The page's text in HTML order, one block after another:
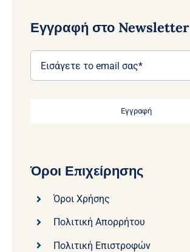
Εγγραφή στο Newsletter
Εγγραφή
Όροι Επιχείρησης
Όροι Χρήσης
Πολιτική Απορρήτου
Πολιτική Επιστροφών